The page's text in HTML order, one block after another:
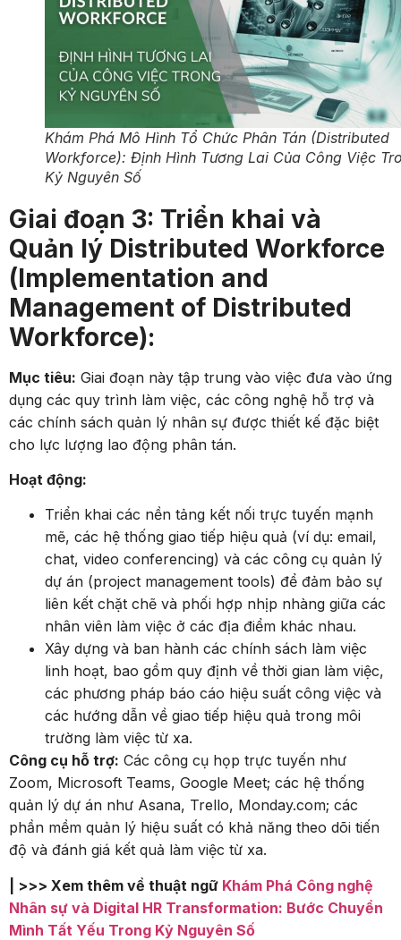
Khám Phá Mô Hình Tổ Chức Phân Tán (Distributed
Workforce): Định Hình Tương Lai Của Công Việc
Kỷ Nguyên Số
Giai đoạn 3: Triển khai và
Quản lý Distributed Workforce
(Implementation and
Management of Distributed
Workforce):
Mục tiêu: Giai đoạn này tập trung vào việc đưa vào ứng
dụng các quy trình làm việc, các công nghệ hỗ trợ và
các chính sách quản lý nhân sự được thiết kế đặc biệt
cho lực lượng lao động phân tán.
Hoạt động:
Triển khai các nền tảng kết nối trực tuyến mạnh
mẽ, các hệ thống giao tiếp hiệu quả (ví dụ: email,
chat, video conferencing) và các công cụ quản lý
dự án (project management tools) để đảm bảo sự
liên kết chặt chẽ và phối hợp nhịp nhàng giữa các
nhân viên làm việc ở các địa điểm khác nhau.
Xây dựng và ban hành các chính sách làm việc
linh hoạt, bao gồm quy định về thời gian làm việc,
các phương pháp báo cáo hiệu suất công việc và
các hướng dẫn về giao tiếp hiệu quả trong môi
trường làm việc từ xa.
Công cụ hỗ trợ: Các công cụ họp trực tuyến như
Zoom, Microsoft Teams, Google Meet; các hệ thống
quản lý dự án như Asana, Trello, Monday.com; các
phần mềm quản lý hiệu suất có khả năng theo dõi tiến
độ và đánh giá kết quả làm việc từ xa.
| >>> Xem thêm về thuật ngữ Khám Phá Công nghệ
Nhân sự và Digital HR Transformation: Bước Chuyển
Mình Tất Yếu Trong Kỷ Nguyên Số